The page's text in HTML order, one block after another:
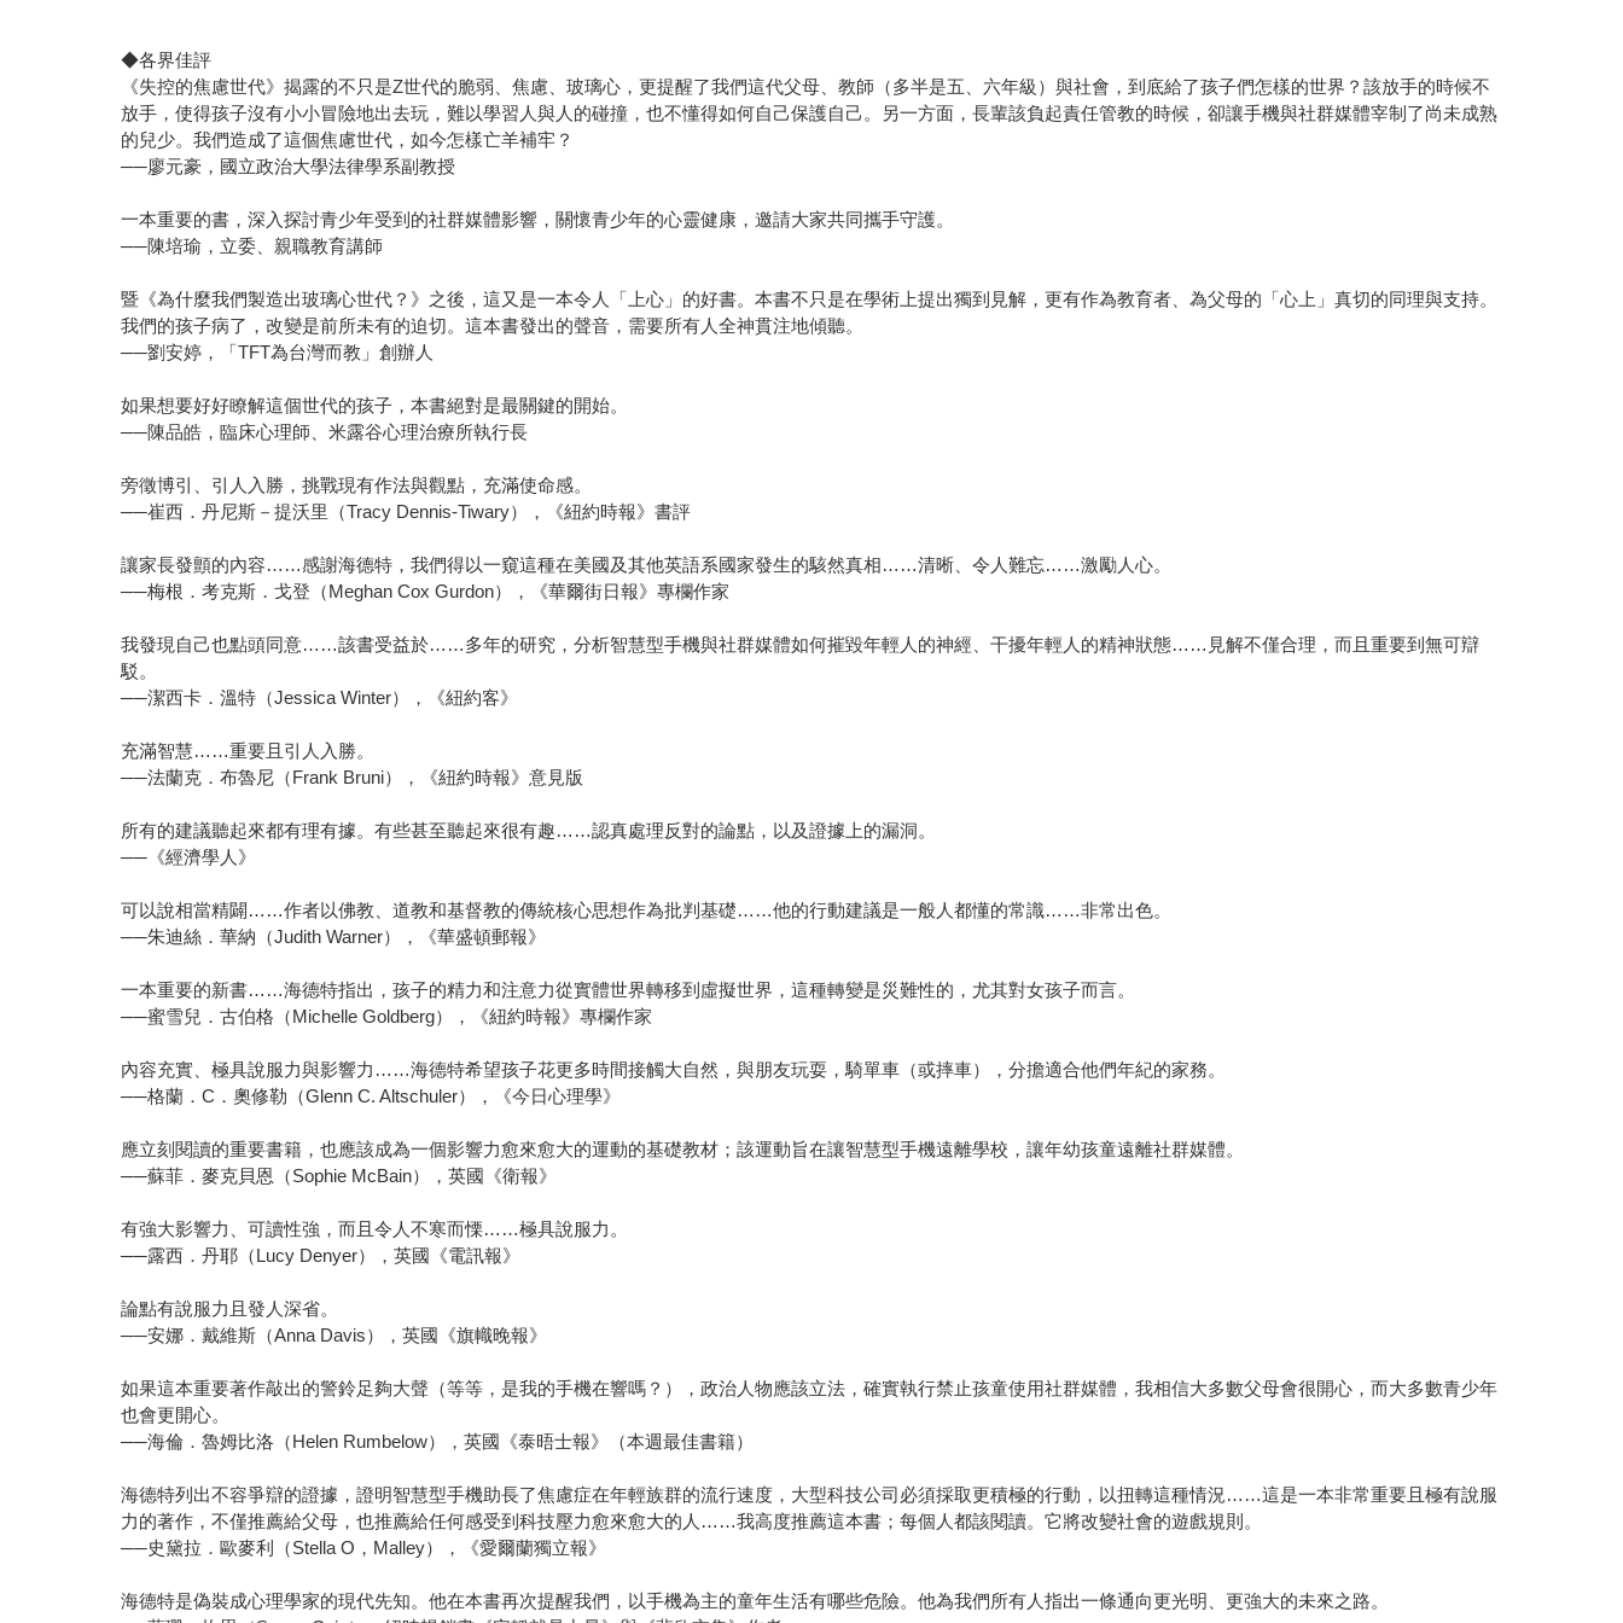
◆各界佳評
《失控的焦慮世代》揭露的不只是Z世代的脆弱、焦慮、玻璃心，更提醒了我們這代父母、教師（多半是五、六年級）與社會，到底給了孩子們怎樣的世界？該放手的時候不
放手，使得孩子沒有小小冒險地出去玩，難以學習人與人的碰撞，也不懂得如何自己保護自己。另一方面，長輩該負起責任管教的時候，卻讓手機與社群媒體宰制了尚未成熟
的兒少。我們造成了這個焦慮世代，如今怎樣亡羊補牢？
──廖元豪，國立政治大學法律學系副教授
一本重要的書，深入探討青少年受到的社群媒體影響，關懷青少年的心靈健康，邀請大家共同攜手守護。
──陳培瑜，立委、親職教育講師
暨《為什麼我們製造出玻璃心世代？》之後，這又是一本令人「上心」的好書。本書不只是在學術上提出獨到見解，更有作為教育者、為父母的「心上」真切的同理與支持。
我們的孩子病了，改變是前所未有的迫切。這本書發出的聲音，需要所有人全神貫注地傾聽。
──劉安婷，「TFT為台灣而教」創辦人
如果想要好好瞭解這個世代的孩子，本書絕對是最關鍵的開始。
──陳品皓，臨床心理師、米露谷心理治療所執行長
旁徵博引、引人入勝，挑戰現有作法與觀點，充滿使命感。
──崔西．丹尼斯－提沃里（Tracy Dennis-Tiwary），《紐約時報》書評
讓家長發顫的內容……感謝海德特，我們得以一窺這種在美國及其他英語系國家發生的駭然真相……清晰、令人難忘……激勵人心。
──梅根．考克斯．戈登（Meghan Cox Gurdon），《華爾街日報》專欄作家
我發現自己也點頭同意……該書受益於……多年的研究，分析智慧型手機與社群媒體如何摧毀年輕人的神經、干擾年輕人的精神狀態……見解不僅合理，而且重要到無可辯
駁。
──潔西卡．溫特（Jessica Winter），《紐約客》
充滿智慧……重要且引人入勝。
──法蘭克．布魯尼（Frank Bruni），《紐約時報》意見版
所有的建議聽起來都有理有據。有些甚至聽起來很有趣……認真處理反對的論點，以及證據上的漏洞。
──《經濟學人》
可以說相當精闢……作者以佛教、道教和基督教的傳統核心思想作為批判基礎……他的行動建議是一般人都懂的常識……非常出色。
──朱迪絲．華納（Judith Warner），《華盛頓郵報》
一本重要的新書……海德特指出，孩子的精力和注意力從實體世界轉移到虛擬世界，這種轉變是災難性的，尤其對女孩子而言。
──蜜雪兒．古伯格（Michelle Goldberg），《紐約時報》專欄作家
內容充實、極具說服力與影響力……海德特希望孩子花更多時間接觸大自然，與朋友玩耍，騎單車（或摔車），分擔適合他們年紀的家務。
──格蘭．C．奧修勒（Glenn C. Altschuler），《今日心理學》
應立刻閱讀的重要書籍，也應該成為一個影響力愈來愈大的運動的基礎教材；該運動旨在讓智慧型手機遠離學校，讓年幼孩童遠離社群媒體。
──蘇菲．麥克貝恩（Sophie McBain），英國《衛報》
有強大影響力、可讀性強，而且令人不寒而慄……極具說服力。
──露西．丹耶（Lucy Denyer），英國《電訊報》
論點有說服力且發人深省。
──安娜．戴維斯（Anna Davis），英國《旗幟晚報》
如果這本重要著作敲出的警鈴足夠大聲（等等，是我的手機在響嗎？），政治人物應該立法，確實執行禁止孩童使用社群媒體，我相信大多數父母會很開心，而大多數青少年
也會更開心。
──海倫．魯姆比洛（Helen Rumbelow），英國《泰晤士報》（本週最佳書籍）
海德特列出不容爭辯的證據，證明智慧型手機助長了焦慮症在年輕族群的流行速度，大型科技公司必須採取更積極的行動，以扭轉這種情況……這是一本非常重要且極有說服
力的著作，不僅推薦給父母，也推薦給任何感受到科技壓力愈來愈大的人……我高度推薦這本書；每個人都該閱讀。它將改變社會的遊戲規則。
──史黛拉．歐麥利（Stella O，Malley），《愛爾蘭獨立報》
海德特是偽裝成心理學家的現代先知。他在本書再次提醒我們，以手機為主的童年生活有哪些危險。他為我們所有人指出一條通向更光明、更強大的未來之路。